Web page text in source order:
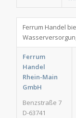
Ferrum Handel
Ferrum
Handel
Rhein-Main
GmbH
Benzstraße 7
D-63741